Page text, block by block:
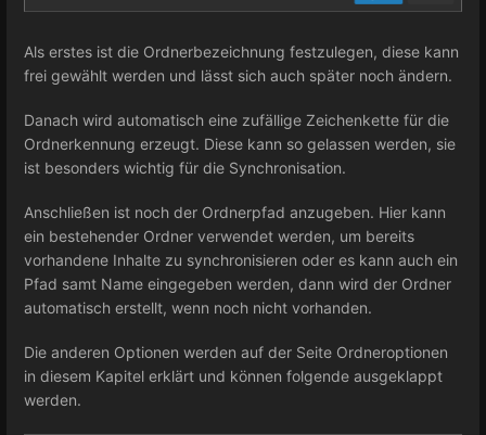
Als erstes ist die Ordnerbezeichnung festzulegen, diese kann
frei gewählt werden und lässt sich auch später noch ändern.
Danach wird automatisch eine zufällige Zeichenkette für die
Ordnerkennung erzeugt. Diese kann so gelassen werden, sie
ist besonders wichtig für die Synchronisation.
Anschließen ist noch der Ordnerpfad anzugeben. Hier kann
ein bestehender Ordner verwendet werden, um bereits
vorhandene Inhalte zu synchronisieren oder es kann auch ein
Pfad samt Name eingegeben werden, dann wird der Ordner
automatisch erstellt, wenn noch nicht vorhanden.
Die anderen Optionen werden auf der Seite Ordneroptionen
in diesem Kapitel erklärt und können folgende ausgeklappt
werden.